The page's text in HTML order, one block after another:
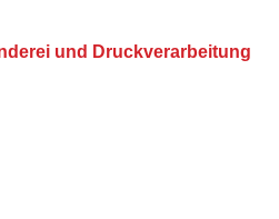
und Druckverarbeitung